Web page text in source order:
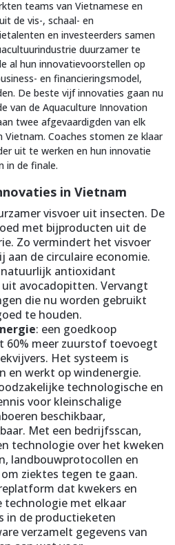
teams van Vietnamese en
de vis-, schaal- en
en investeerders samen
duurzamer te
al hun innovatievoorstellen op
en financieringsmodel,
De beste vijf innovaties gaan nu
van de Aquaculture Innovation
twee afgevaardigden van elk
Coaches stomen ze klaar
uit te werken en hun innovatie
in de finale.
in Vietnam
visvoer uit insecten. De
met bijproducten uit de
Zo vermindert het visvoer
aan de circulaire economie.
natuurlijk antioxidant
avocadopitten. Vervangt
die nu worden gebruikt
te houden.
: een goedkoop
60% meer zuurstof toevoegt
Het systeem is
en werkt op windenergie.
technologische en
voor kleinschalige
beschikbaar,
Met een bedrijfsscan,
technologie over het kweken
landbouwprotocollen en
ziektes tegen te gaan.
dat kwekers en
technologie met elkaar
in de productieketen
verzamelt gegevens van